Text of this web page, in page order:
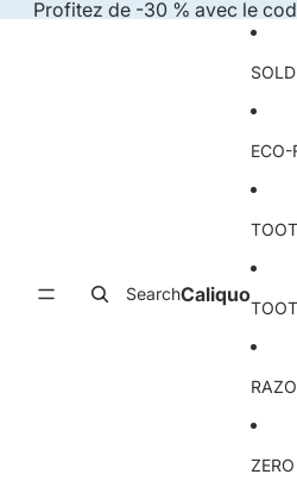
Profitez de -30 % avec le
SearchCaliquo
ECO-